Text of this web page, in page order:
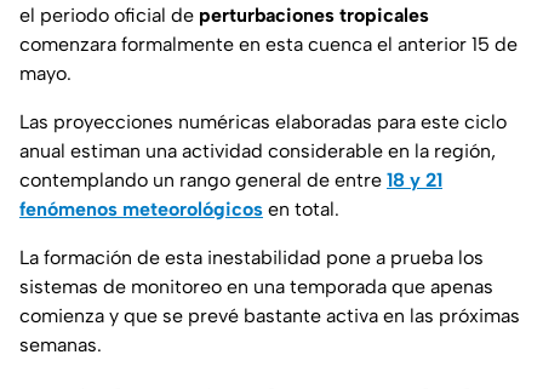
el periodo oficial de perturbaciones tropicales
comenzara formalmente en esta cuenca el anterior 15 de
mayo.
Las proyecciones numéricas elaboradas para este ciclo
anual estiman una actividad considerable en la región,
contemplando un rango general de entre 18 y 21
fenómenos meteorológicos en total.
La formación de esta inestabilidad pone a prueba los
sistemas de monitoreo en una temporada que apenas
comienza y que se prevé bastante activa en las próximas
semanas.